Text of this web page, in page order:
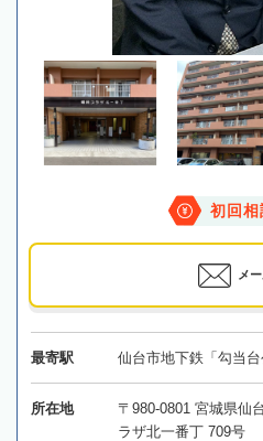
初回
メ
最寄駅 仙台市地下鉄「勾当
所在地
〒980-0801 宮城県仙
ラザ北一番丁 709号